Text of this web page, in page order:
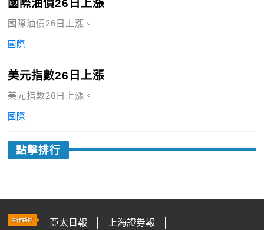
國際油價26日上漲
國際油價26日上漲。
國際
美元指數26日上漲
美元指數26日上漲。
國際
點擊排行
亞太日報
上海證券報